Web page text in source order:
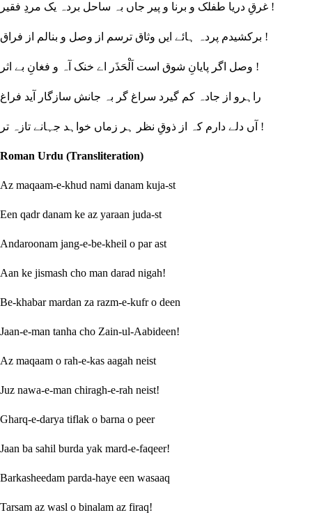
غرقِ دریا طفلک و برنا و پیر جاں بہ ساحل بردہ یک مردِ فقیر !
برکشیدم پردہ ہائے ایں وثاق ترسم از وصل و بنالم از فراق !
وصل اگر پایانِ شوق است اَلْحَذَر اے خنک آہ و فغانِ بے اثر !
راہرو از جادہ کم گیرد سراغ گر بہ جانش سازگار آید فراغ
آں دلے دارم کہ از ذوقِ نظر ہر زماں خواہد جہانے تازہ تر !
Roman Urdu (Transliteration)
Az maqaam-e-khud nami danam kuja-st
Een qadr danam ke az yaraan juda-st
Andaroonam jang-e-be-kheil o par ast
Aan ke jismash cho man darad nigah!
Be-khabar mardan za razm-e-kufr o deen
Jaan-e-man tanha cho Zain-ul-Aabideen!
Az maqaam o rah-e-kas aagah neist
Juz nawa-e-man chiragh-e-rah neist!
Gharq-e-darya tiflak o barna o peer
Jaan ba sahil burda yak mard-e-faqeer!
Barkasheedam parda-haye een wasaaq
Tarsam az wasl o binalam az firaq!